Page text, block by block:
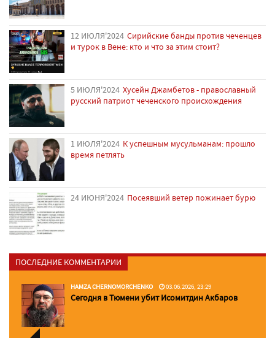
12 ИЮЛЯ'2024 Сирийские банды против чеченцев
и турок в Вене: кто и что за этим стоит?
5 ИЮЛЯ'2024 Хусейн Джамбетов - православный
русский патриот чеченского происхождения
1 ИЮЛЯ'2024 К успешным мусульманам: прошло
время петлять
24 ИЮНЯ'2024 Посеявший ветер пожинает бурю
ПОСЛЕДНИЕ КОММЕНТАРИИ
HAMZA CHERNOMORCHENKO 03.06.2026, 23:29
Сегодня в Тюмени убит Исомитдин Акбаров